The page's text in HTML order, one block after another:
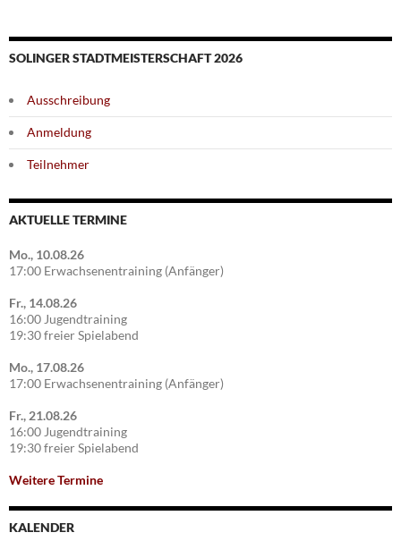
SOLINGER STADTMEISTERSCHAFT 2026
Ausschreibung
Anmeldung
Teilnehmer
AKTUELLE TERMINE
Mo., 10.08.26
17:00 Erwachsenentraining (Anfänger)
Fr., 14.08.26
16:00 Jugendtraining
19:30 freier Spielabend
Mo., 17.08.26
17:00 Erwachsenentraining (Anfänger)
Fr., 21.08.26
16:00 Jugendtraining
19:30 freier Spielabend
Weitere Termine
KALENDER